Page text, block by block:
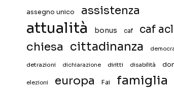
assegno unico assistenza
attualità bonus caf caf
chiesa cittadinanza
detrazioni dichiarazione diritti disabilità
elezioni europa Fai famiglia